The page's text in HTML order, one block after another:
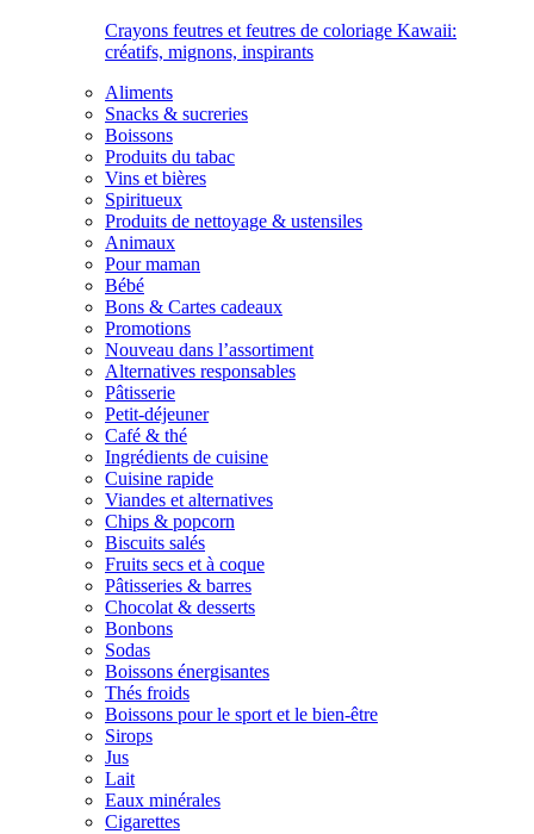
Crayons feutres et feutres de coloriage Kawaii:
créatifs, mignons, inspirants
Aliments
Snacks & sucreries
Boissons
Produits du tabac
Vins et bières
Spiritueux
Produits de nettoyage & ustensiles
Animaux
Pour maman
Bébé
Bons & Cartes cadeaux
Promotions
Nouveau dans l’assortiment
Alternatives responsables
Pâtisserie
Petit-déjeuner
Café & thé
Ingrédients de cuisine
Cuisine rapide
Viandes et alternatives
Chips & popcorn
Biscuits salés
Fruits secs et à coque
Pâtisseries & barres
Chocolat & desserts
Bonbons
Sodas
Boissons énergisantes
Thés froids
Boissons pour le sport et le bien-être
Sirops
Jus
Lait
Eaux minérales
Cigarettes